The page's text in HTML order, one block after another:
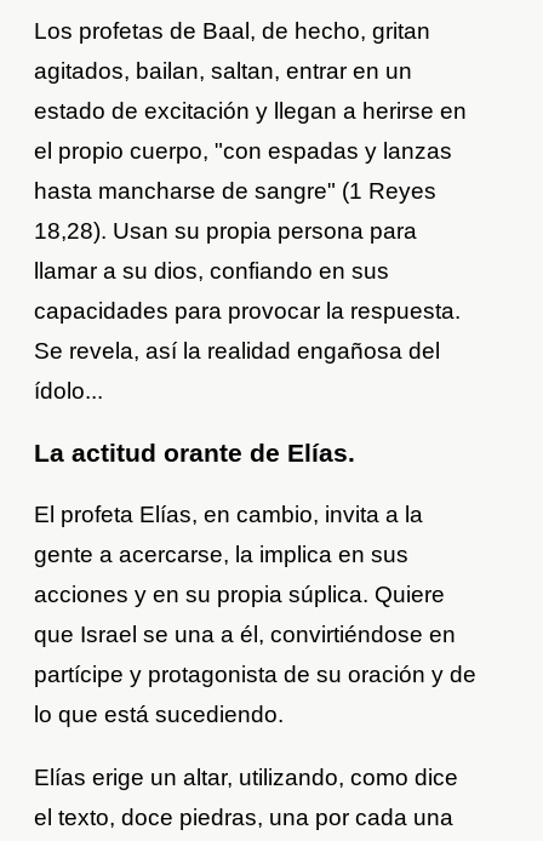
Los profetas de Baal, de hecho, gritan
agitados, bailan, saltan, entrar en un
estado de excitación y llegan a herirse en
el propio cuerpo, "con espadas y lanzas
hasta mancharse de sangre" (1 Reyes
18,28). Usan su propia persona para
llamar a su dios, confiando en sus
capacidades para provocar la respuesta.
Se revela, así la realidad engañosa del
ídolo...
La actitud orante de Elías.
El profeta Elías, en cambio, invita a la
gente a acercarse, la implica en sus
acciones y en su propia súplica. Quiere
que Israel se una a él, convirtiéndose en
partícipe y protagonista de su oración y de
lo que está sucediendo.
Elías erige un altar, utilizando, como dice
el texto, doce piedras, una por cada una